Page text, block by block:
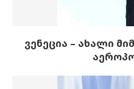
ვენეცია – ახალი